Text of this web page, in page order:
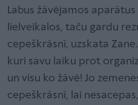
Labus žāvējamos
lielveikalos, taču gardu
cepeškrāsnī, uzskata
kuri savu laiku prot
un visu ko žāvē! Jo
cepeškrāsnī, lai